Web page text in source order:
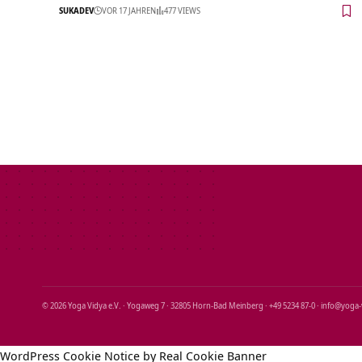
SUKADEV VOR 17 JAHREN 477 VIEWS
© 2026 Yoga Vidya e.V. · Yogaweg 7 · 32805 Horn‑Bad Meinberg · +49 5234 87‑0 ·
WordPress Cookie Notice by Real Cookie Banner